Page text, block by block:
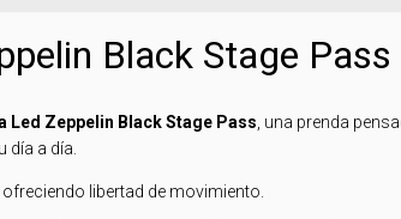
Black Stage Pass
Led Zeppelin Black Stage Pass , una prenda
a día.
libertad de movimiento.